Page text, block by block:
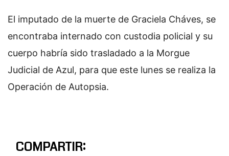
El imputado de la muerte de Graciela Cháves, se
encontraba internado con custodia policial y su
cuerpo habría sido trasladado a la Morgue
Judicial de Azul, para que este lunes se realiza la
Operación de Autopsia.
COMPARTIR: